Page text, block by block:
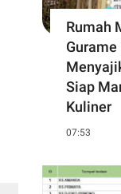
Rumah
Gurame
Siap
Kuliner
07:53